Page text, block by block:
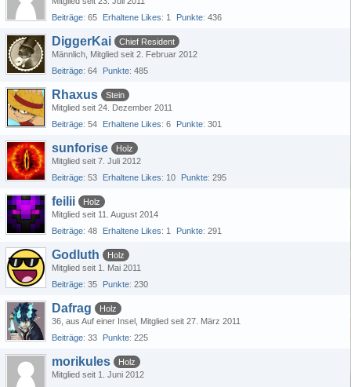
Beiträge 65 Erhaltene Likes 1 Punkte 436
DiggerKai
Chief Resident
Männlich Mitglied seit 2. Februar 2012
Beiträge 64 Punkte 485
Rhaxus
Stein
Mitglied seit 24. Dezember 2011
Beiträge 54 Erhaltene Likes 6 Punkte 301
sunforise
Holz
Mitglied seit 7. Juli 2012
Beiträge 53 Erhaltene Likes 10 Punkte 295
feilii
Holz
Mitglied seit 11. August 2014
Beiträge 48 Erhaltene Likes 1 Punkte 291
Godluth
Holz
Mitglied seit 1. Mai 2011
Beiträge 35 Punkte 230
Dafrag
Holz
36 aus Auf einer Insel Mitglied seit 27. März 2011
Beiträge 33 Punkte 225
morikules
Holz
Mitglied seit 1. Juni 2012